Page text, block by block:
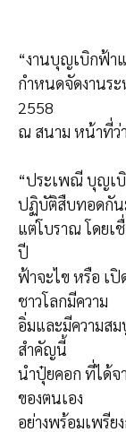
“งานบุญเบิกฟ้า
กำหนดจัดงานร
2558
ณ สนาม หน้าที่ว่า
“ประเพณี บุญเ
ปฏิบัติสืบทอดกัน
แต่โบราณ โดยเ
ปี
ฟ้าจะไข หรือ เ
ชาวโลกมีความ
อิ่มและมีความส
สำคัญนี้
นำปุ๋ยคอก ที่ได้จ
ของตนเอง
อย่างพร้อมเพรี